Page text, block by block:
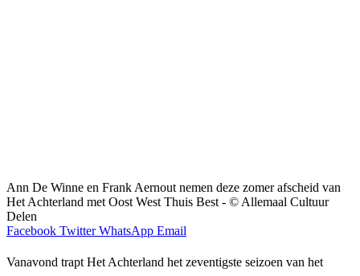
Ann De Winne en Frank Aernout nemen deze zomer afscheid van
Het Achterland met Oost West Thuis Best - © Allemaal Cultuur
Delen
Facebook Twitter WhatsApp Email
Vanavond trapt Het Achterland het zeventigste seizoen van het